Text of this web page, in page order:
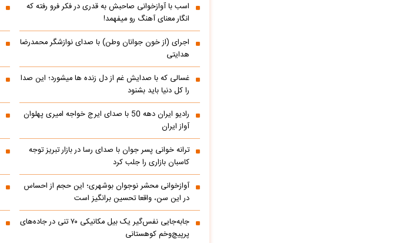
اسب با آوازخوانی صاحبش به قدری در فکر فرو رفته که
انگار معنای آهنگ رو میفهمد!
اجرای (از خون جوانان وطن) با صدای نوازشگر محمدرضا
هدایتی
غسالی که با صدایش غم از دل زنده ها میشورد؛ این صدا
را کل دنیا باید بشنود
رادیو ایران دهه 50 با صدای ایرج خواجه امیری پهلوان
آواز ایران
ترانه خوانی پسر جوان با صدای رسا در بازار تبریز توجه
کاسبان بازاری را جلب کرد
آوازخوانی محشر نوجوان بوشهری؛ این حجم از احساس
در این سن، واقعا تحسین‌ برانگیز است
جابه‌جایی نفس‌گیر یک بیل مکانیکی ۷۰ تنی در جاده‌های
پرپیچ‌وخم کوهستانی